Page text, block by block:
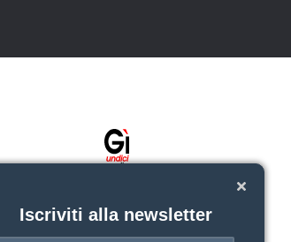
Iscriviti alla newsletter